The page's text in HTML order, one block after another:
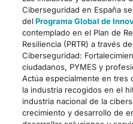
Ciberseguridad en España
delPrograma Global de
contemplado en el Plan de
Resiliencia (PRTR) a través
Ciberseguridad:
ciudadanos, PYMES y
Actúa especialmente en tres
la industria recogidos en el
industria nacional de la
crecimiento y desarrollo de